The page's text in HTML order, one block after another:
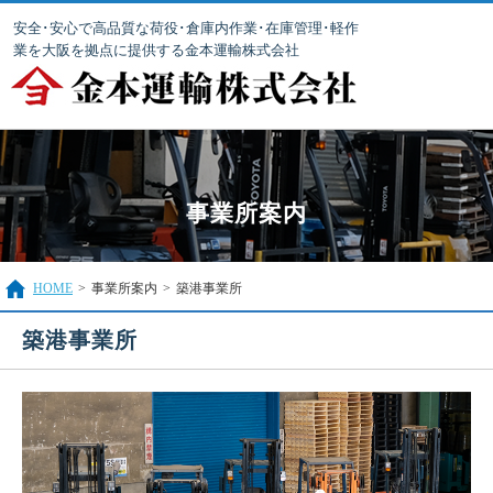
安全･安心で高品質な荷役･倉庫内作業･在庫管理･軽作
業を大阪を拠点に提供する金本運輸株式会社
事業所案内
HOME > 事業所案内 > 築港事業所
築港事業所